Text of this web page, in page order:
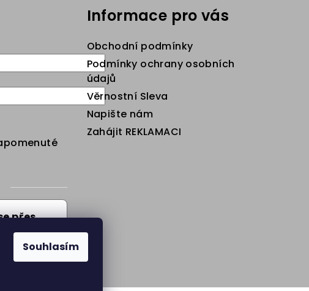
Souhlasím
přes
přes
Informace pro vás
Obchodní podmínky
Podmínky ochrany osobních
údajů
Věrnostní Sleva
Napište nám
Zahájit REKLAMACI